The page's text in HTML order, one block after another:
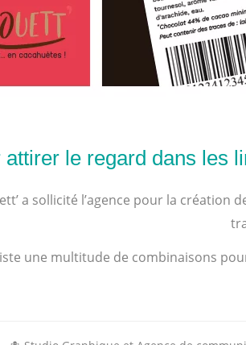
attirer le regard dans les
a sollicité l’agence pour la
une multitude de combinaisons